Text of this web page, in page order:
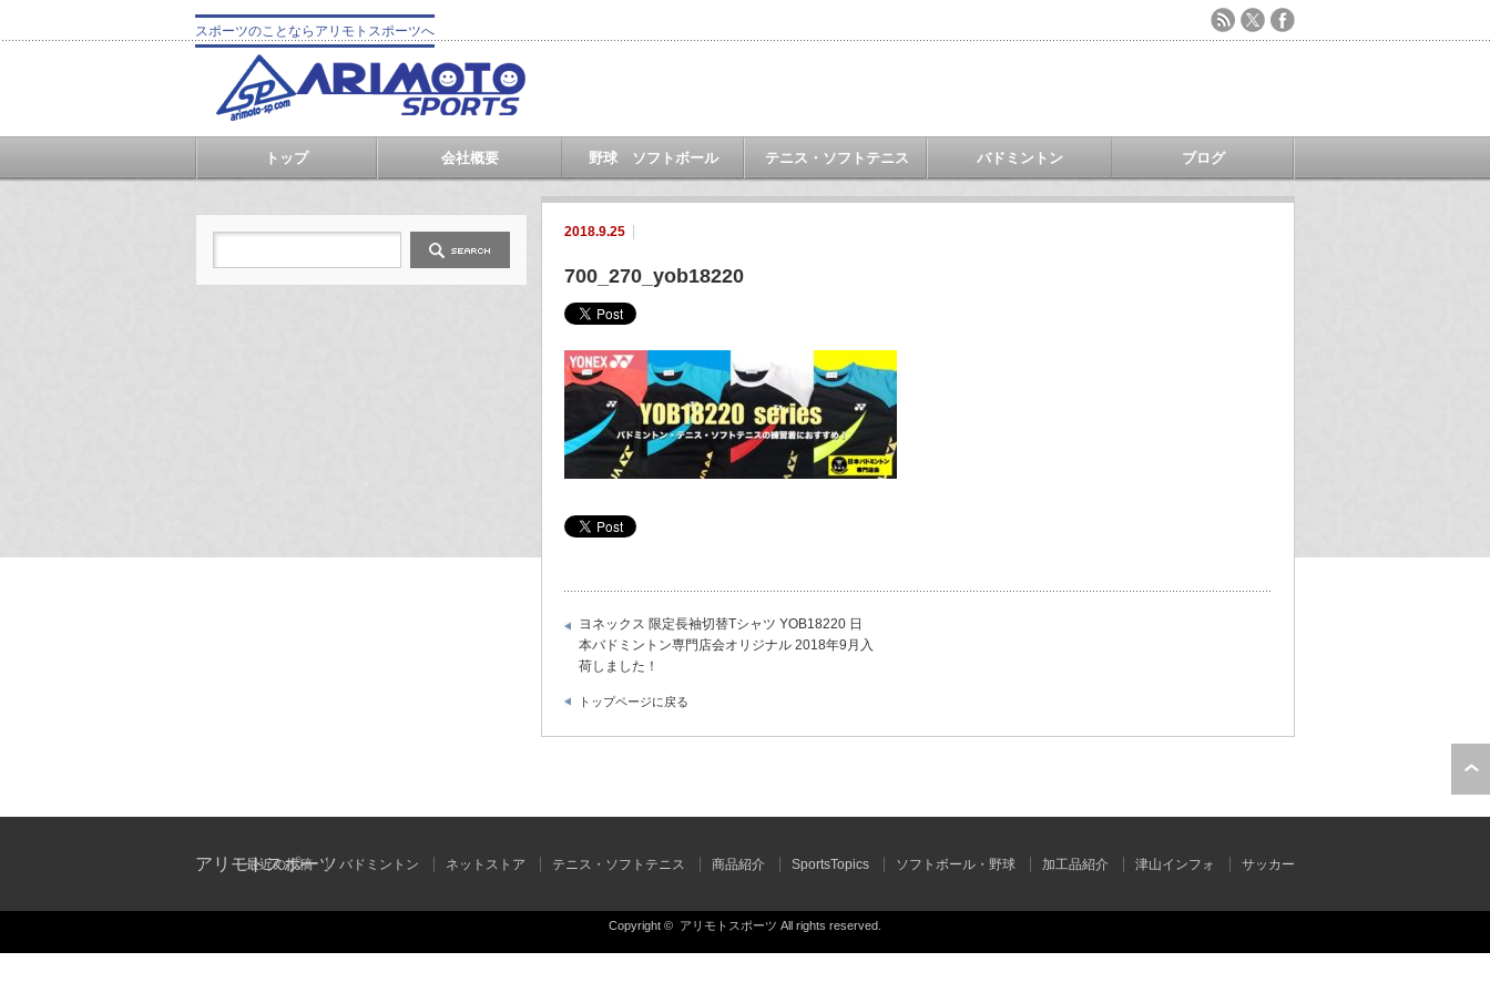
スポーツのことならアリモトスポーツへ
トップ 会社概要 野球 ソフトボール テニス・ソフトテニス バドミントン ブログ
2018.9.25
700_270_yob18220
ヨネックス 限定長袖切替Tシャツ YOB18220 日
本バドミントン専門店会オリジナル 2018年9月入
荷しました！
トップページに戻る
アリモトスポーツ
最近の投稿 バドミントン ネットストア テニス・ソフトテニス 商品紹介 SportsTopics ソフトボール・野球 加工品紹介 津山インフォ サッカー
Copyright © アリモトスポーツ All rights reserved.